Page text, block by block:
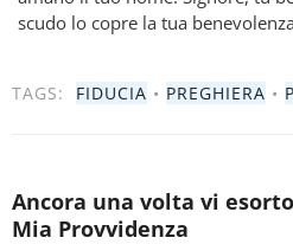
scudo lo copre la tua
TAGS: FIDUCIA • PREGHIERA •
Ancora una volta vi
Mia Provvidenza